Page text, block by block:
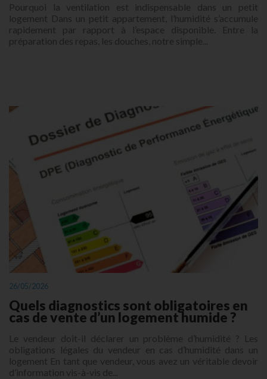
Pourquoi la ventilation est indispensable dans un petit
logement Dans un petit appartement, l’humidité s’accumule
rapidement par rapport à l’espace disponible. Entre la
préparation des repas, les douches, notre simple...
26/05/2026
Quels diagnostics sont obligatoires en
cas de vente d’un logement humide ?
Le vendeur doit-il déclarer un problème d’humidité ? Les
obligations légales du vendeur en cas d’humidité dans un
logement En tant que vendeur, vous avez un véritable devoir
d’information vis-à-vis de...